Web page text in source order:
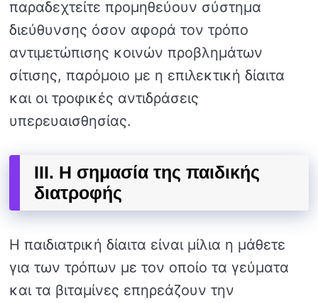
παραδεχτείτε προμηθεύουν σύστημα
διεύθυνσης όσον αφορά τον τρόπο
αντιμετώπισης κοινών προβλημάτων
σίτισης, παρόμοιο με η επιλεκτική δίαιτα
και οι τροφικές αντιδράσεις
υπερευαισθησίας.
III. Η σημασία της παιδικής
διατροφής
Η παιδιατρική δίαιτα είναι μίλια η μάθετε
για των τρόπων με τον οποίο τα γεύματα
και τα βιταμίνες επηρεάζουν την